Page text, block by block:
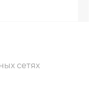
сетях